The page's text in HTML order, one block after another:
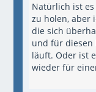
Natürlich ist
zu holen, aber
die sich
und für diesen
läuft. Oder ist
wieder für